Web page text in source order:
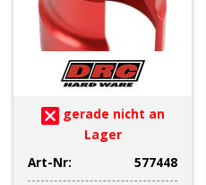
gerade nicht an
Lager
Art-Nr:
577448